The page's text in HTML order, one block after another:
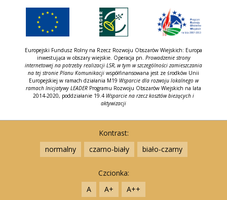
zadzwoń
Europejski Fundusz Rolny na Rzecz Rozwoju Obszarów Wiejskich: Europa
inwestująca w obszary wiejskie. Operacja pn. Prowadzenie strony
internetowej na potrzeby realizacji LSR, w tym w szczególności zamieszczania
na tej stronie Planu Komunikacji współfinansowana jest ze środków Unii
Europejskiej w ramach działania M19 Wsparcie dla rozwoju lokalnego w
ramach Inicjatywy LEADER Programu Rozwoju Obszarów Wiejskich na lata
2014-2020, poddziałanie 19.4 Wsparcie na rzecz kosztów bieżących i
aktywizacji
Kontrast:
normalny
czarno-biały biało-czarny
Czcionka:
A
A+ A++